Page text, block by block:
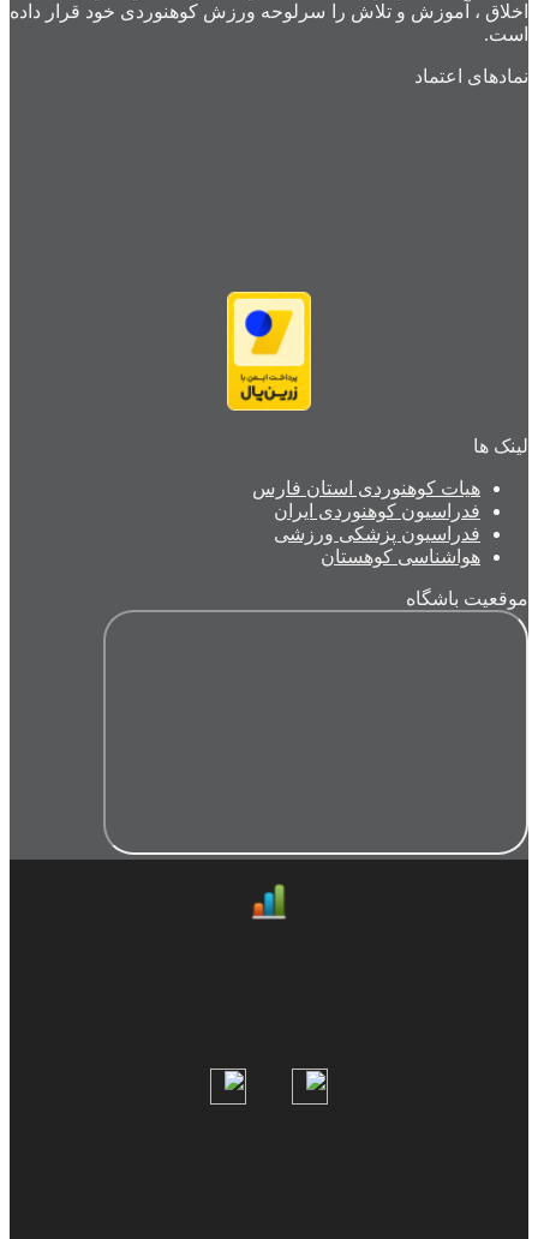
اخلاق ، آموزش و تلاش را سرلوحه ورزش کوهنوردی خود قرار داده
است.
نمادهای اعتماد
لینک ها
هیات کوهنوردی استان فارس
فدراسیون کوهنوردی ایران
فدراسیون پزشکی ورزشی
هواشناسی کوهستان
موقعیت باشگاه